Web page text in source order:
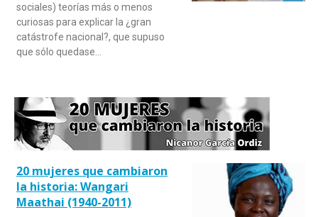
sociales) teorías más o menos
curiosas para explicar la ¿gran
catástrofe nacional?, que supuso
que sólo quedase…
20 mujeres que cambiaron
la historia: Wangari
Maathai (1940-2011)